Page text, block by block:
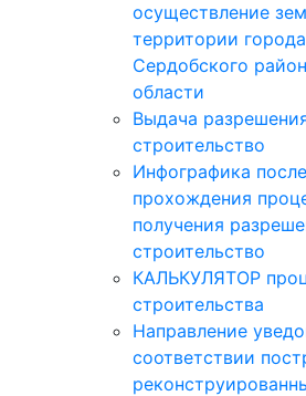
осуществление
территории
Сердобского
области
Выдача
строительство
Инфографика
прохождения
получения
строительство
КАЛЬКУЛЯТОР
строительства
Направление
соответствии